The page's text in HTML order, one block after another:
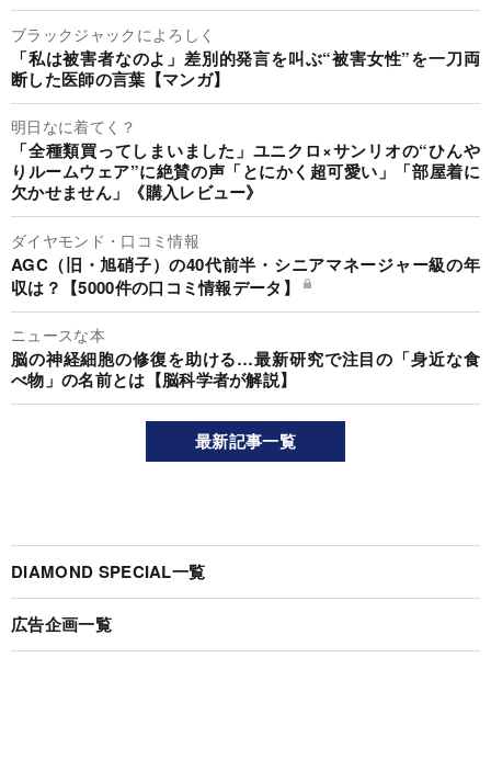
ブラックジャックによろしく
「私は被害者なのよ」差別的発言を叫ぶ“被害女性”を一刀両
断した医師の言葉【マンガ】
明日なに着てく？
「全種類買ってしまいました」ユニクロ×サンリオの“ひんや
りルームウェア”に絶賛の声「とにかく超可愛い」「部屋着に
欠かせません」《購入レビュー》
ダイヤモンド・口コミ情報
AGC（旧・旭硝子）の40代前半・シニアマネージャー級の年
収は？【5000件の口コミ情報データ】
ニュースな本
脳の神経細胞の修復を助ける…最新研究で注目の「身近な食
べ物」の名前とは【脳科学者が解説】
最新記事一覧
DIAMOND SPECIAL一覧
広告企画一覧